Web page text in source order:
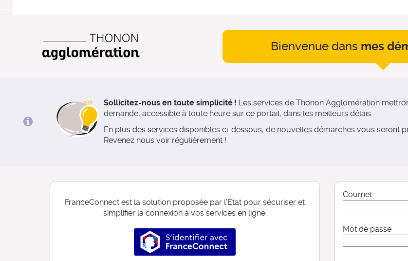
Bienvenue dans mes
Sollicitez-nous en toute simplicité ! Les services de Thonon Agglomération
demande, accessible à toute heure sur ce portail, dans les meilleurs délais.
En plus des services disponibles ci-dessous, de nouvelles démarches vous seront
Revenez nous voir régulièrement !
FranceConnect est la solution proposée par l’État pour sécuriser et
simplifier la connexion à vos services en ligne.
S’identifier avec FranceConnect
Courriel
Mot de passe